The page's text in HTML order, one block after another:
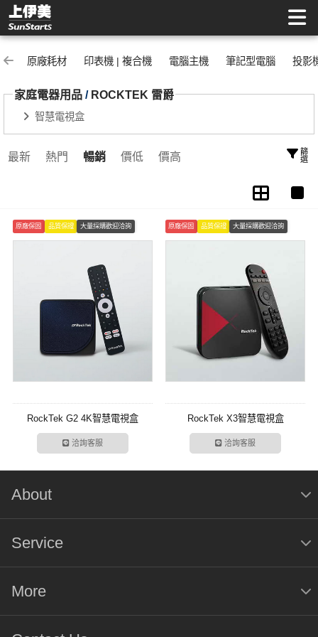
ROCKTEK 雷爵 | 上伊美辦公用品網
原廠耗材 印表機 | 複合機 電腦主機 筆記型電腦 投影
家庭電器用品 / ROCKTEK 雷爵
智慧電視盒
最新 熱門 暢銷 價低 價高 篩選
原廠保固 品質保證 大量採購歡迎洽詢
RockTek G2 4K智慧電視盒
洽詢客服
原廠保固 品質保證 大量採購歡迎洽詢
RockTek X3智慧電視盒
洽詢客服
About
Service
More